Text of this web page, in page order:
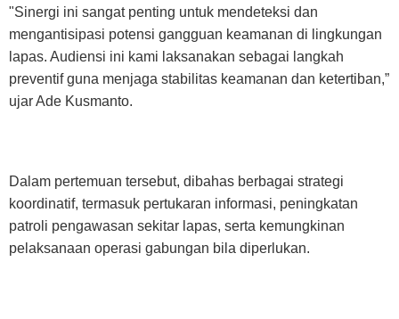
"Sinergi ini sangat penting untuk mendeteksi dan
mengantisipasi potensi gangguan keamanan di lingkungan
lapas. Audiensi ini kami laksanakan sebagai langkah
preventif guna menjaga stabilitas keamanan dan ketertiban,”
ujar Ade Kusmanto.
Dalam pertemuan tersebut, dibahas berbagai strategi
koordinatif, termasuk pertukaran informasi, peningkatan
patroli pengawasan sekitar lapas, serta kemungkinan
pelaksanaan operasi gabungan bila diperlukan.